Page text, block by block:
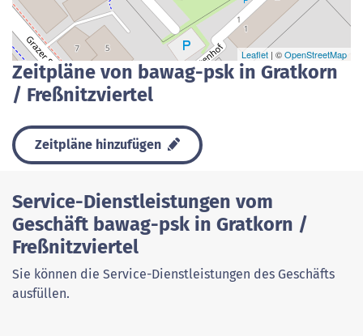
Leaflet | ©OpenStreetMap
Zeitpläne von bawag-psk in Gratkorn
/ Freßnitzviertel
Zeitpläne hinzufügen
Service-Dienstleistungen vom
Geschäft bawag-psk in Gratkorn /
Freßnitzviertel
Sie können die Service-Dienstleistungen des Geschäfts
ausfüllen.